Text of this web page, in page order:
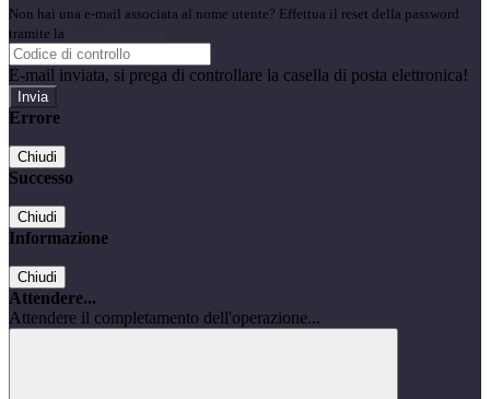
Non hai una e-mail associata al nome utente? Effettua il reset della password
tramite la
E-mail inviata, si prega di controllare la casella di posta elettronica!
Errore
Chiudi
Successo
Chiudi
Informazione
Chiudi
Attendere...
Attendere il completamento dell'operazione...